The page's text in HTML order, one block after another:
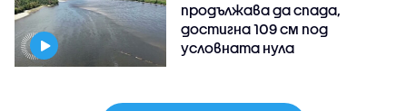
продължава да спада,
достигна 109 см под
условната нула